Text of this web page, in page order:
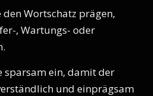
Wortschatz prägen,
, Wartungs- oder
sparsam ein, damit der
und einprägsam